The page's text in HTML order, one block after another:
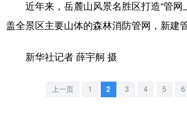
北京 天津 河北
辽宁 吉林 上海
浙江 安徽
河南
近年来，岳麓山风景名胜区打造“管网
盖全景区主要山体的森林消防管网，新建
新华社记者 薛宇舸 摄
上一页 1 2 3 4 5 6